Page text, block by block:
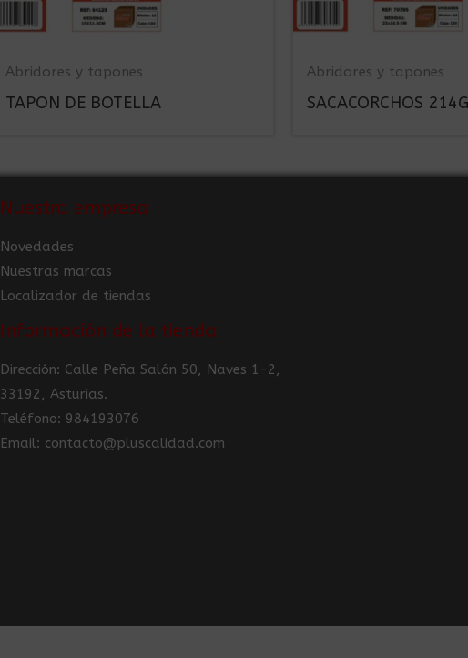
Abridores y tapones
TAPON DE BOTELLA
Abridores y tapones
SACACORCHOS 214G
Nuestra empresa
Novedades
Nuestras marcas
Localizador de tiendas
Información de la tienda
Dirección: Calle Peña Salón 50, Naves 1-2,
33192, Asturias.
Teléfono: 984193076
Email: contacto@pluscalidad.com